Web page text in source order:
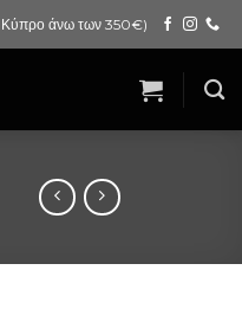
Κύπρο άνω των 350€)